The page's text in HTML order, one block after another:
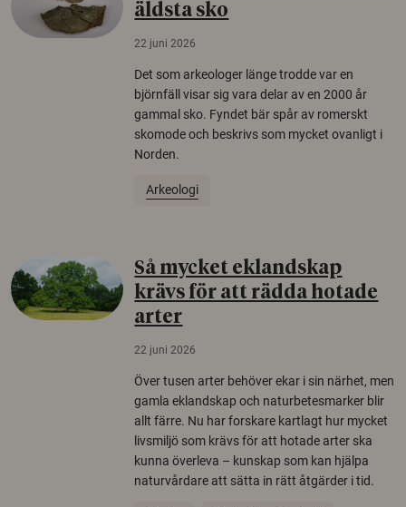
äldsta sko
22 juni 2026
Det som arkeologer länge trodde var en
björnfäll visar sig vara delar av en 2000 år
gammal sko. Fyndet bär spår av romerskt
skomode och beskrivs som mycket ovanligt i
Norden.
Arkeologi
Så mycket eklandskap
krävs för att rädda hotade
arter
22 juni 2026
Över tusen arter behöver ekar i sin närhet, men
gamla eklandskap och naturbetesmarker blir
allt färre. Nu har forskare kartlagt hur mycket
livsmiljö som krävs för att hotade arter ska
kunna överleva – kunskap som kan hjälpa
naturvårdare att sätta in rätt åtgärder i tid.